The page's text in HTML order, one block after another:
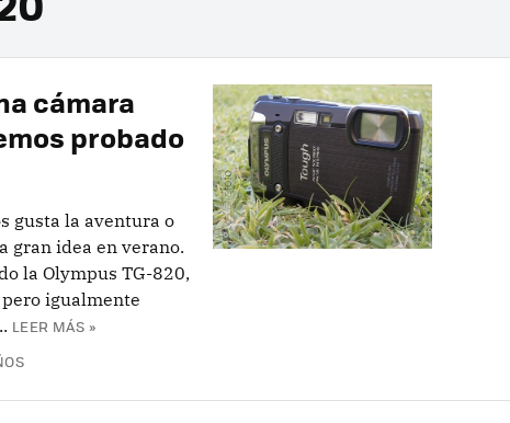
cámara
probado
gusta la aventura o
gran idea en verano.
la Olympus TG-820,
igualmente
LEER MÁS »